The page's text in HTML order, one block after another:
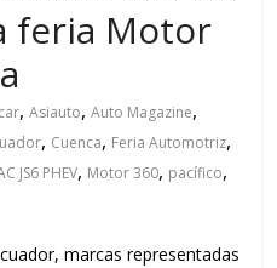
feria Motor
,Asiauto,Auto Magazine,
, Cuenca, Feria Automotriz,
JS6 PHEV, Motor 360, pacífico,
marcas representadas